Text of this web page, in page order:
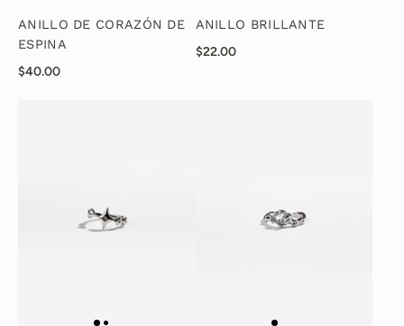
ANILLO DE CORAZÓN DE
ESPINA
$40.00
ANILLO BRILLANTE
$22.00